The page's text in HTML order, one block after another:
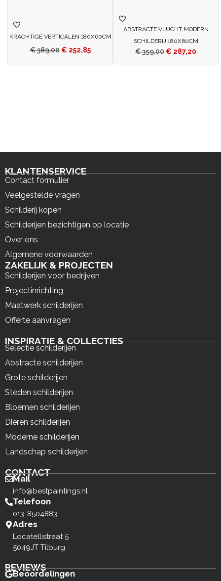
KRACHTIGE VERTICALEN 180X60CM
€389,00 € 252,85
ABSTRACTE VLUCHT MODERN
SCHILDERIJ 180X60CM
€359,00 € 287,20
KLANTENSERVICE
Contact formulier
Veelgestelde vragen
Schilderij kopen
Schilderijen bezichtigen op locatie
Over ons
Algemene voorwaarden
ZAKELIJK & PROJECTEN
Schilderijen voor bedrijven
Projectinrichting
Maatwerk schilderijen
Offerte aanvragen
INSPIRATIE & COLLECTIES
Selectie schilderijen
Abstracte schilderijen
Grote schilderijen
Steden schilderijen
Bloemen schilderijen
Dieren schilderijen
Moderne schilderijen
Landschap schilderijen
CONTACT
Mail
info@bestpaintings.nl
Telefoon
013-8504883
Adres
Locatellistraat 5
5049JT Tilburg
REVIEWS
Beoordelingen